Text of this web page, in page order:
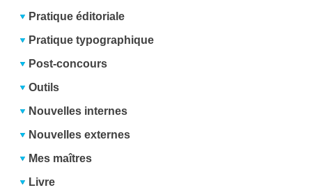
Pratique éditoriale
Pratique typographique
Post-concours
Outils
Nouvelles internes
Nouvelles externes
Mes maîtres
Livre